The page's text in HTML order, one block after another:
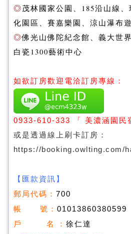
◎茂林國家公園、185沿山線
化園區、賽嘉樂園、涼山瀑布
◎佛光山佛陀紀念館、義大世
白瓷1300藝術中心
如欲訂房歡迎電洽訂房專線：
0933-610-333
「 美濃涵園民
或是透過線上刷卡訂房：
https://booking.owlting.com/
【匯款資訊】
郵局代碼： 700
帳 號： 01013860380599
戶 名 ：徐仁達